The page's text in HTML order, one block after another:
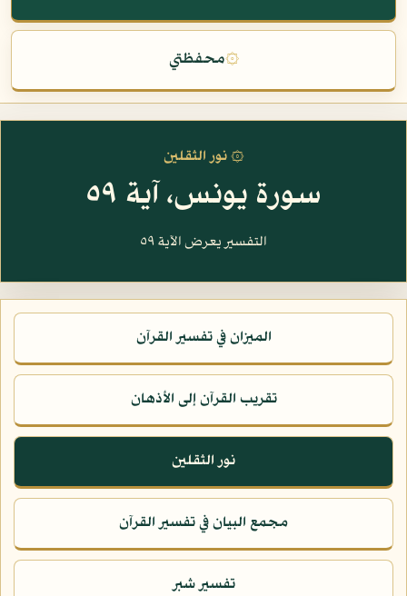
۞محفظتي
۞ نور الثقلين
سورة يونس، آية ٥٩
التفسير يعرض الآية ٥٩
الميزان في تفسير القرآن
تقريب القرآن إلى الأذهان
نور الثقلين
مجمع البيان في تفسير القرآن
تفسير شبر